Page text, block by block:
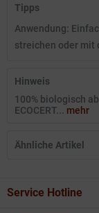
Tipps
Anwendung:
streichen oder mit
Hinweis
100% biologisch
ECOCERT... mehr
Ähnliche Artikel
Service Hotline